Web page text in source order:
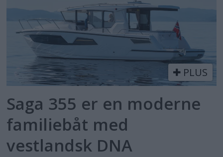
PLUS
Saga 355 er en moderne
familiebåt med
vestlandsk DNA